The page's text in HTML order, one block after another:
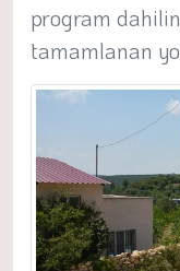
program
tamamlanan